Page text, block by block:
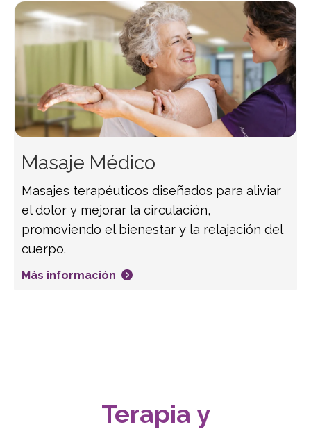
Masaje Médico
Masajes terapéuticos diseñados para aliviar
el dolor y mejorar la circulación,
promoviendo el bienestar y la relajación del
cuerpo.
Más información
Terapia y